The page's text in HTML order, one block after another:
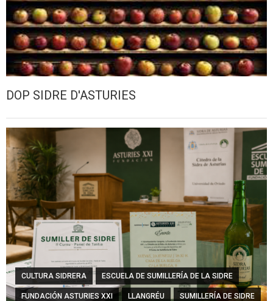
DOP SIDRE D'ASTURIES
CULTURA SIDRERA ESCUELA DE SUMILLERÍA DE LA SIDRE
FUNDACIÓN ASTURIES XXI LLANGRÉU SUMILLERÍA DE SIDRE